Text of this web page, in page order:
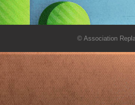
© Association